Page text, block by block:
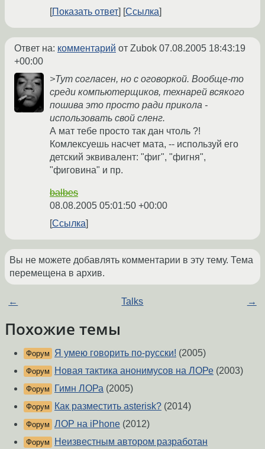
Показать ответ
Ссылка
Ответ на: комментарий от Zubok 07.08.2005 18:43:19
+00:00
>Тут согласен, но с оговоркой. Вообще-то
среди компьютерщиков, технарей всякого
пошива это просто ради прикола -
использовать свой сленг.
А мат тебе просто так дан чтоль ?!
Комлексуешь насчет мата, -- используй его
детский эквивалент: "фиг", "фигня",
"фиговина" и пр.
balbes
08.08.2005 05:01:50 +00:00
Ссылка
Вы не можете добавлять комментарии в эту тему. Тема
перемещена в архив.
← Talks →
Похожие темы
Форум Я умею говорить по-русски! (2005)
Форум Новая тактика анонимусов на ЛОРе (2003)
Форум Гимн ЛОРа (2005)
Форум Как разместить asterisk? (2014)
Форум ЛОР на iPhone (2012)
Форум Неизвестным автором разработан